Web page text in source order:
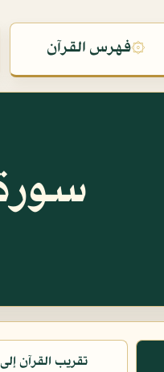
۞فهرس القرآن
سورة
تقريب القرآن